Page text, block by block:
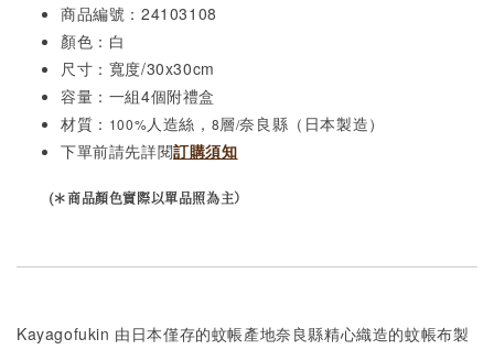
商品編號：24103108
顏色：白
尺寸： 寬度/30x30cm
容量： 一組4個附禮盒
材質： 100%人造絲， 8層/奈良縣 （日本製造）
下單前請先詳閱訂購須知
(＊商品顏色實際以單品照為主）
Kayagofukin 由日本僅存的蚊帳產地奈良縣精心織造的蚊帳布製